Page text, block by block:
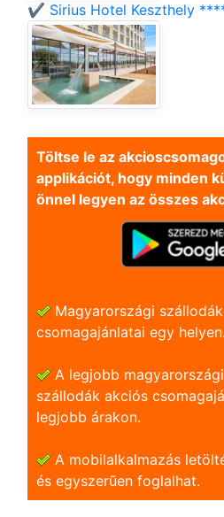
✔️ Sirius Hotel Keszthely
Töltse le az
applikációt, hogy minden
önnel legyen az összes
Magyarországi
csomagajánlatai egy helyen.
A legjobb
szállodák akciós
legjobb árakon.
A mobilalkalmazás
és egyszerũen foglalhat.